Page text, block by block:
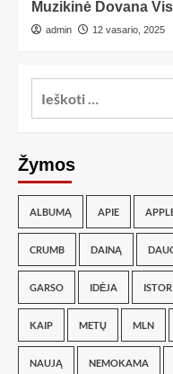
Muzikinė Dovana
admin 12 vasario, 2025
Žymos
ALBUMĄ APIE
CRUMB DAINĄ
GARSO IDĖJA
KAIP METŲ MLN
NAUJĄ NEMOKAMA